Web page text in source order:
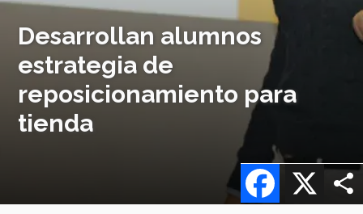
Desarrollan alumnos
estrategia de
reposicionamiento para
tienda
X
Facebook